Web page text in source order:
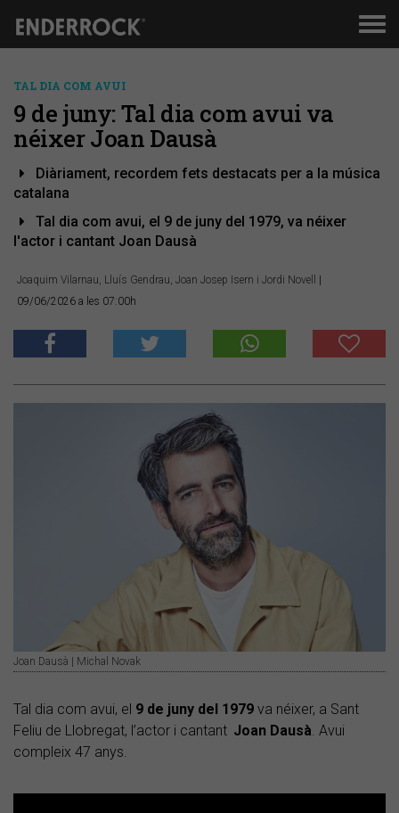
TAL DIA COM AVUI
9 de juny: Tal dia com avui va
néixer Joan Dausà
Diàriament, recordem fets destacats per a la música
catalana
Tal dia com avui, el 9 de juny del 1979, va néixer
l'actor i cantant Joan Dausà
Joaquim Vilarnau, Lluís Gendrau, Joan Josep Isern i Jordi Novell
09/06/2026 a les 07:00h
Joan Dausà | Michal Novak
Tal dia com avui, el 9 de juny del 1979 va néixer, a Sant
Feliu de Llobregat, l’actor i cantant Joan Dausà . Avui
compleix 47 anys.